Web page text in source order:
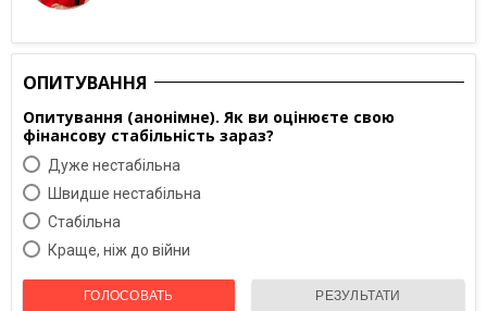
ОПИТУВАННЯ
Опитування (анонімне). Як ви оцінюєте свою
фінансову стабільність зараз?
Дуже нестабільна
Швидше нестабільна
Cтабільна
Краще, ніж до війни
ГОЛОСОВАТЬ РЕЗУЛЬТАТИ